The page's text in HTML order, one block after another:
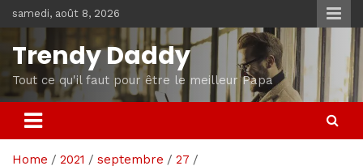
to
content
samedi, août 8, 2026
Trendy Daddy
Tout ce qu'il faut pour être le meilleur Papa
Home 2021 septembre
27